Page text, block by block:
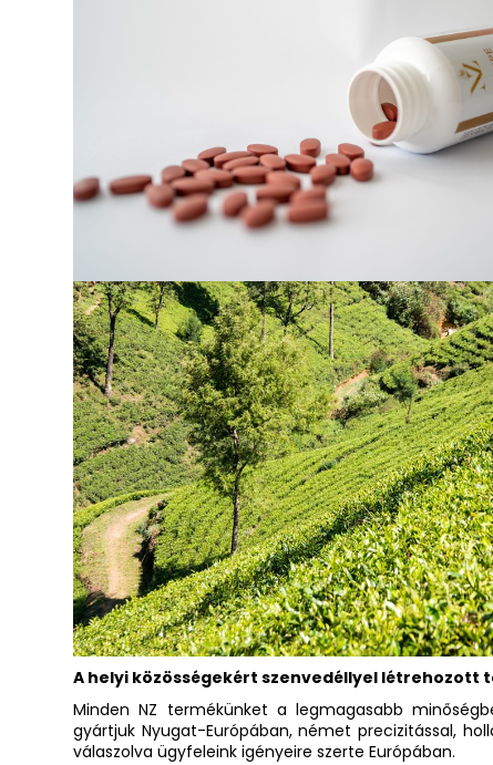
A helyi közösségekért szenvedéllyel létrehozott
Minden NZ termékünket a legmagasabb
gyártjuk Nyugat-Európában, német precizitással,
válaszolva ügyfeleink igényeire szerte Európában.
4